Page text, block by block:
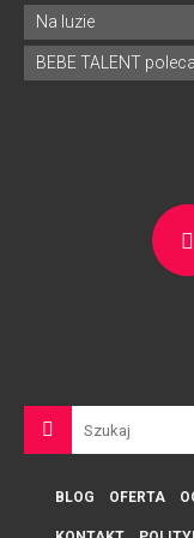
Na luzie
BEBE TALENT poleca
BLOG OFERTA